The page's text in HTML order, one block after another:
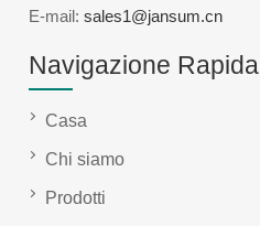
E-mail:sales1@jansum.cn
Navigazione Rapida
Casa
Chi siamo
Prodotti